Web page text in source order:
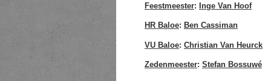
Feestmeester: Inge Van Hoof
HR Baloe: Ben Cassiman
VU Baloe: Christian Van Heurck
Zedenmeester: Stefan Bossuwé